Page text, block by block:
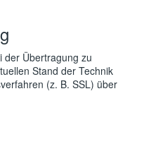
der Übertragung zu
Stand der Technik
(z. B. SSL) über